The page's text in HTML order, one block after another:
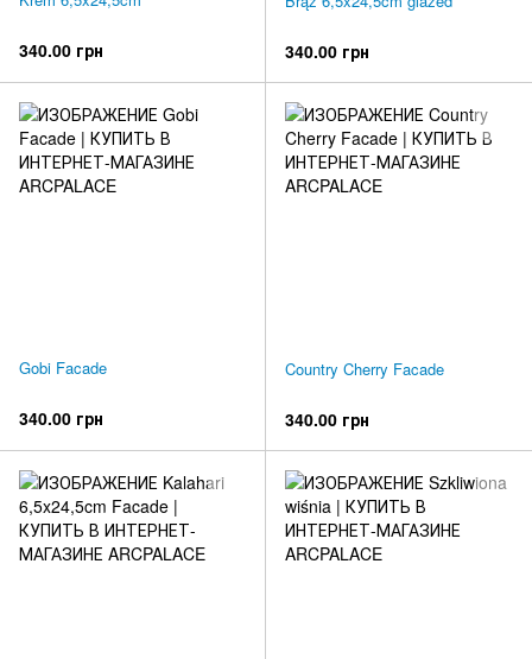
340.00 грн 340.00 грн
Gobi Facade
340.00 грн
Country Cherry Facade
340.00 грн